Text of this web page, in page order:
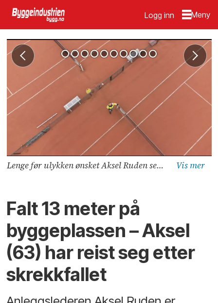
Logg inn
Lenge før ulykken ønsket Aksel Ruden seg til byggingen av Oslo Tennis sin nye hall på Skøyen. Nå er han endelig på banen. Bildet er tatt 13 meter over bakken.
Falt 13 meter på
byggeplassen – Aksel
(63) har reist seg etter
skrekkfallet